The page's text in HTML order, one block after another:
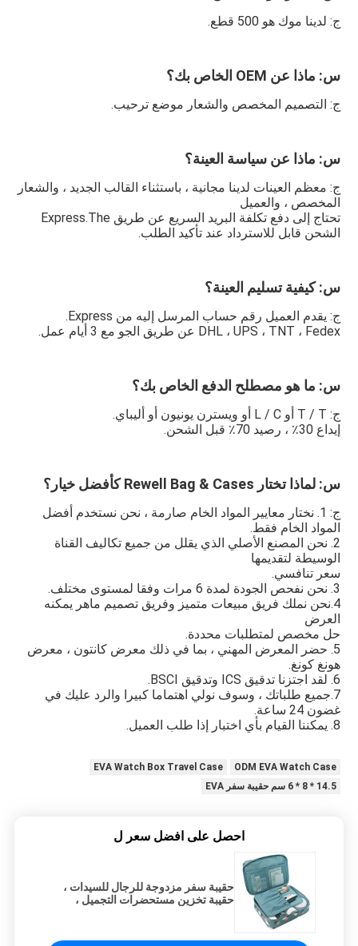
ج: لدينا موك هو 500 قطع.
س: ماذا عن OEM الخاص بك؟
ج: التصميم المخصص والشعار موضع ترحيب.
س: ماذا عن سياسة العينة؟
المخصص ، والعميل
الشحن قابل للاسترداد عند تأكيد الطلب.
س: كيفية تسليم العينة؟
ج: يقدم العميل رقم حساب المرسل إليه من Express.
DHL ، UPS ، TNT ، Fedex عن طريق الجو مع 3 أيام عمل.
س: ما هو مصطلح الدفع الخاص بك؟
ج: T / T أو L / C أو ويسترن يونيون أو أليباي.
إيداع 30٪ ، رصيد 70٪ قبل الشحن.
س: لماذا تختار Rewell Bag & Cases كأفضل خيار؟
المواد الخام فقط.
الوسيطة لتقديمها
سعر تنافسي.
3. نحن نفحص الجودة لمدة 6 مرات وفقا لمستوى مختلف.
العرض
حل مخصص لمتطلبات محددة.
هونغ كونغ.
6. لقد اجتزنا تدقيق ICS وتدقيق BSCI.
غضون 24 ساعة.
8. يمكننا القيام بأي اختبار إذا طلب العميل.
ODM EVA Watch Case
EVA Watch Box Travel Case
14.5 * 8 * 6 سم حقيبة سفر EVA
احصل على افضل سعر ل
حقيبة سفر مزدوجة للرجال للسيدات ،
حقيبة تخزين مستحضرات التجميل ،